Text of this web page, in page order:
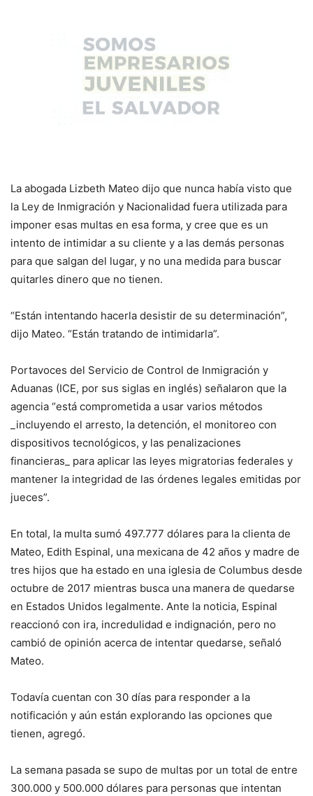
La abogada Lizbeth Mateo dijo que nunca había visto que
la Ley de Inmigración y Nacionalidad fuera utilizada para
imponer esas multas en esa forma, y cree que es un
intento de intimidar a su cliente y a las demás personas
para que salgan del lugar, y no una medida para buscar
quitarles dinero que no tienen.
“Están intentando hacerla desistir de su determinación”,
dijo Mateo. “Están tratando de intimidarla”.
Portavoces del Servicio de Control de Inmigración y
Aduanas (ICE, por sus siglas en inglés) señalaron que la
agencia “está comprometida a usar varios métodos
_incluyendo el arresto, la detención, el monitoreo con
dispositivos tecnológicos, y las penalizaciones
financieras_ para aplicar las leyes migratorias federales y
mantener la integridad de las órdenes legales emitidas por
jueces”.
En total, la multa sumó 497.777 dólares para la clienta de
Mateo, Edith Espinal, una mexicana de 42 años y madre de
tres hijos que ha estado en una iglesia de Columbus desde
octubre de 2017 mientras busca una manera de quedarse
en Estados Unidos legalmente. Ante la noticia, Espinal
reaccionó con ira, incredulidad e indignación, pero no
cambió de opinión acerca de intentar quedarse, señaló
Mateo.
Todavía cuentan con 30 días para responder a la
notificación y aún están explorando las opciones que
tienen, agregó.
La semana pasada se supo de multas por un total de entre
300.000 y 500.000 dólares para personas que intentan